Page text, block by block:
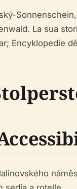
La sua
Encyklopedie